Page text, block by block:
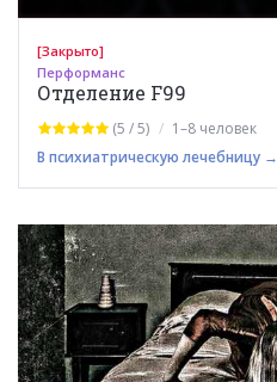
[Закрыто]
Перформанс
Отделение F99
(5 / 5)
1–8 человек
В психиатрическую лечебницу →